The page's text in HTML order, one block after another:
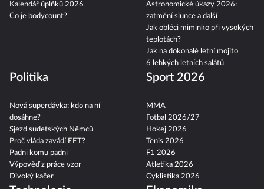
Kalendář úplňků 2026
Co je bodycount?
Astronomické úkazy 2026:
zatmění slunce a další
Jak obléci miminko při vysokých
teplotách?
Jak na dokonalé letní mojito
6 lehkých letních salátů
Politika
Nová superdávka: kdo na ní
dosáhne?
Sjezd sudetských Němců
Proč vláda zavádí EET?
Padni komu padni
Výpověď z práce vzor
Divoký kačer
Sport 2026
MMA
Fotbal 2026/27
Hokej 2026
Tenis 2026
F1 2026
Atletika 2026
Cyklistika 2026